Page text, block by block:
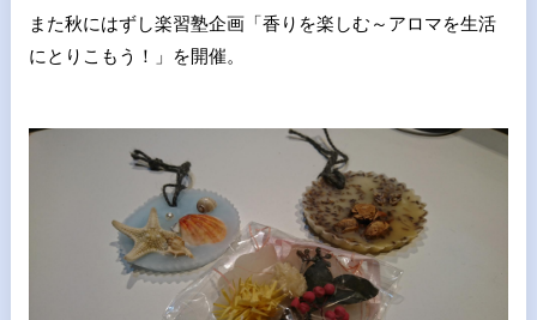
また秋にはずし楽習塾企画「香りを楽しむ～アロマを生活
にとりこもう！」を開催。